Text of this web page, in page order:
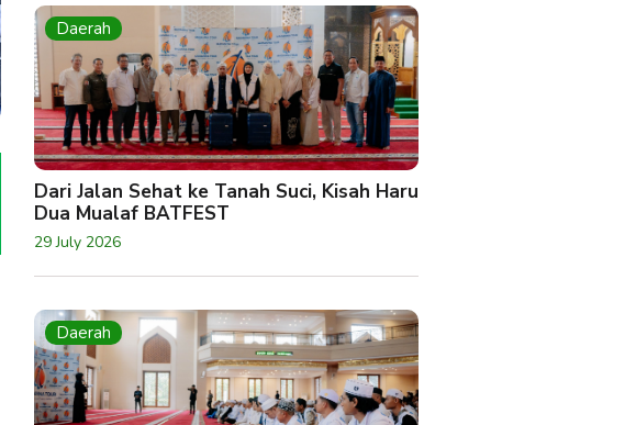
Daerah
Dari Jalan Sehat ke Tanah Suci, Kisah Haru
Dua Mualaf BATFEST
29 July 2026
Daerah